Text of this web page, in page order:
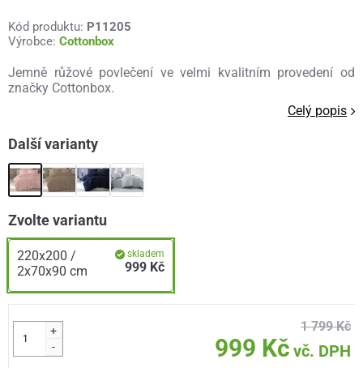
Kód produktu: P11205
Výrobce: Cottonbox
Jemně růžové povlečení ve velmi kvalitním provedení od
značky Cottonbox.
Celý popis
Další varianty
Zvolte variantu
220x200 /
2x70x90 cm
skladem
999 Kč
+
-
1 799 Kč
999 Kč vč. DPH